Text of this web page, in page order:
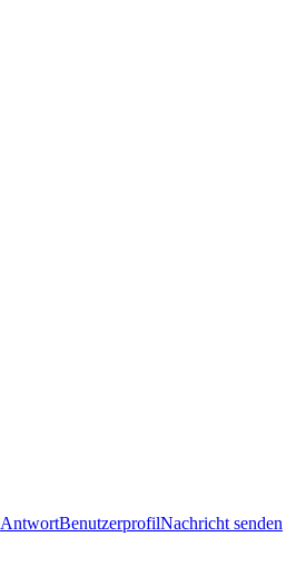
AntwortBenutzerprofilNachricht senden